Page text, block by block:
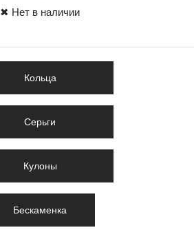
✖ Нет в наличии
Кольца
Серьги
Кулоны
Бескаменка